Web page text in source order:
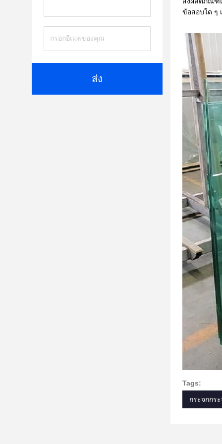
ส่ง
ข้อสอบใด ๆ
Tags:
กระจกกร